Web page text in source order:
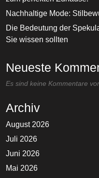
Nachhaltige Mode:
Die Bedeutung der
Sie wissen sollten
Neueste
Es sind keine Kommentare
Archiv
August 2026
Juli 2026
Juni 2026
Mai 2026